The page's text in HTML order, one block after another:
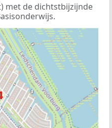
met de dichtstbijzijnde